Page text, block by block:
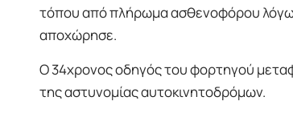
τόπου από πλήρωμα ασθενοφόρου λόγω
αποχώρησε.
Ο 34χρονος οδηγός του φορτηγού
της αστυνομίας αυτοκινητοδρόμων.